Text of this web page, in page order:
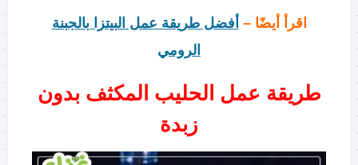
اقرأ أيضًا – أفضل طريقة عمل البيتزا بالجبنة
الرومي
طريقة عمل الحليب المكثف بدون
زبدة